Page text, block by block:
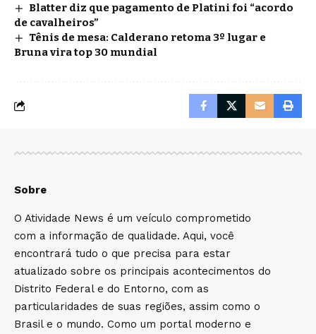
Blatter diz que pagamento de Platini foi “acordo
de cavalheiros”
Tênis de mesa: Calderano retoma 3º lugar e
Bruna vira top 30 mundial
Sobre
O Atividade News é um veículo comprometido
com a informação de qualidade. Aqui, você
encontrará tudo o que precisa para estar
atualizado sobre os principais acontecimentos do
Distrito Federal e do Entorno, com as
particularidades de suas regiões, assim como o
Brasil e o mundo. Como um portal moderno e